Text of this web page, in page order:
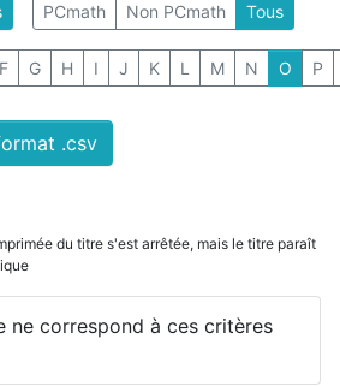
PCmath Non PCmath Tous
F G H I J K L M N O P
.csv
du titre s'est arrêtée, mais le titre paraît
ne correspond à ces critères